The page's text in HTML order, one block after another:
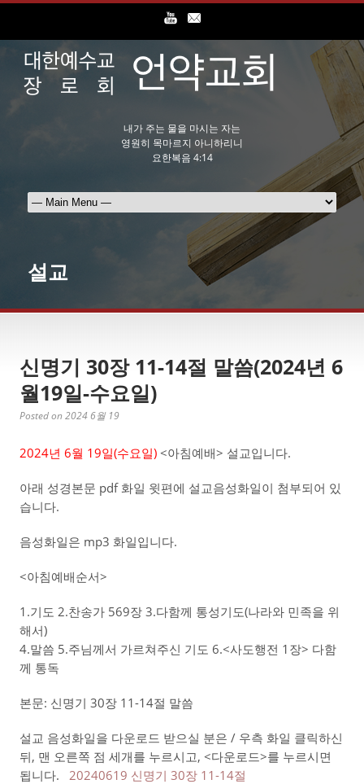
내가 주는 물을 마시는 자는
영원히 목마르지 아니하리니
요한복음 4:14
설교
신명기 30장 11-14절 말씀(2024년 6
월19일-수요일)
Posted on 2024 6월 19
2024년 6월 19일(수요일) <아침예배> 설교입니다.
아래 성경본문 pdf 화일 윗편에 설교음성화일이 첨부되어 있
습니다.
음성화일은 mp3 화일입니다.
<아침예배순서>
1.기도 2.찬송가 569장 3.다함께 통성기도(나라와 민족을 위
해서)
4.말씀 5.주님께서 가르쳐주신 기도 6.<사도행전 1장> 다함
께 통독
본문: 신명기 30장 11-14절 말씀
설교 음성화일을 다운로드 받으실 분은 / 우측 화일 클릭하신
뒤, 맨 오른쪽 점 세개를 누르시고, <다운로드>를 누르시면
됩니다. 20240619 신명기 30장 11-14절